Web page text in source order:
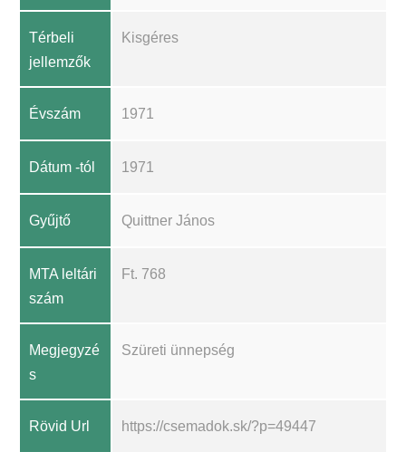
Térbeli
jellemzők
Kisgéres
Évszám 1971
Dátum -tól 1971
Gyűjtő Quittner János
MTA leltári
szám
Ft. 768
Megjegyzé
s
Szüreti ünnepség
Rövid Url https://csemadok.sk/?p=49447